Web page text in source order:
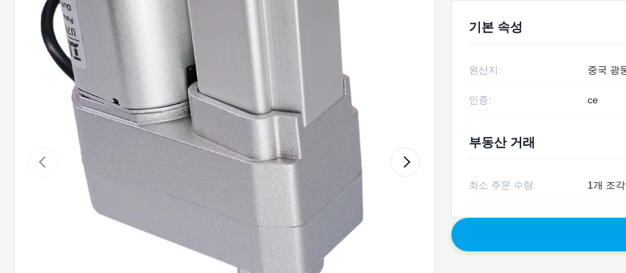
기본 속성
원산지: 중국 광
인증: ce
부동산 거래
최소 주문 수량: 1개 조각